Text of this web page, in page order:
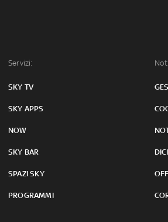
Servizi:
SKY TV
SKY APPS
NOW
SKY BAR
SPAZI SKY
PROGRAMMI